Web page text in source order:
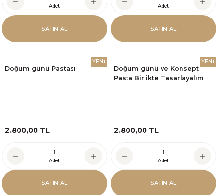
Adet
SATIN AL
Adet
SATIN AL
YENİ
Doğum günü Pastası
2.800,00 TL
Adet
SATIN AL
YENİ
Doğum günü ve Konsept
Pasta Birlikte Tasarlayalım
2.800,00 TL
Adet
SATIN AL